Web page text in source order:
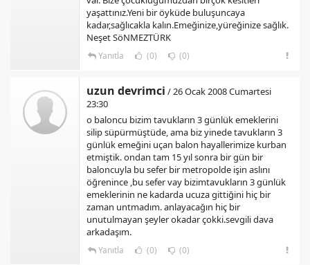
yaşattınız.Yeni bir öyküde buluşuncaya
kadar,sağlıcakla kalın.Emeğinize,yüreğinize sağlık.
Neşet SöNMEZTÜRK
Yanıtla (0) (0)
uzun devrimci / 26 Ocak 2008 Cumartesi
23:30
o baloncu bizim tavukların 3 günlük emeklerini
silip süpürmüştüde, ama biz yinede tavukların 3
günlük emeğini uçan balon hayallerimize kurban
etmiştik. ondan tam 15 yıl sonra bir gün bir
baloncuyla bu sefer bir metropolde işin aslını
öğrenince ,bu sefer vay bizimtavukların 3 günlük
emeklerinin ne kadarda ucuza gittiğini hiç bir
zaman untmadım. anlayacağın hiç bir
unutulmayan şeyler okadar çokki.sevgili dava
arkadaşım.
Yanıtla (0) (0)